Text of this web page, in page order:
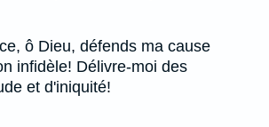
ô Dieu, défends ma cause
infidèle! Délivre-moi des
et d'iniquité!